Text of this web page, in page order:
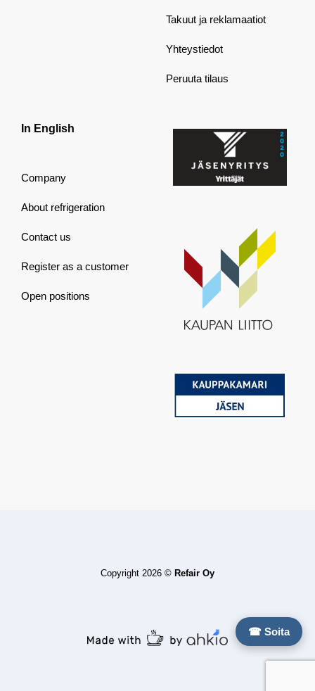
Takuut ja reklamaatiot
Yhteystiedot
Peruuta tilaus
In English
Company
About refrigeration
Contact us
Register as a customer
Open positions
☎ Soita
Copyright 2026 © Refair Oy